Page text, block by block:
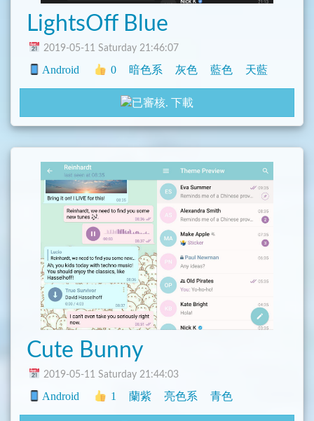
LightsOff Blue
2019-05-11 Saturday 21:46:07
Android 0 暗色系 灰色 藍色 天藍
下載
Cute Bunny
2019-05-11 Saturday 21:44:03
Android 1 蘭紫 亮色系 青色